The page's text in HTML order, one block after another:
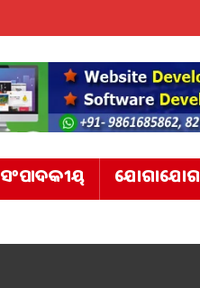
ସଂପାଦକୀୟ ଯୋଗାଯୋଗ